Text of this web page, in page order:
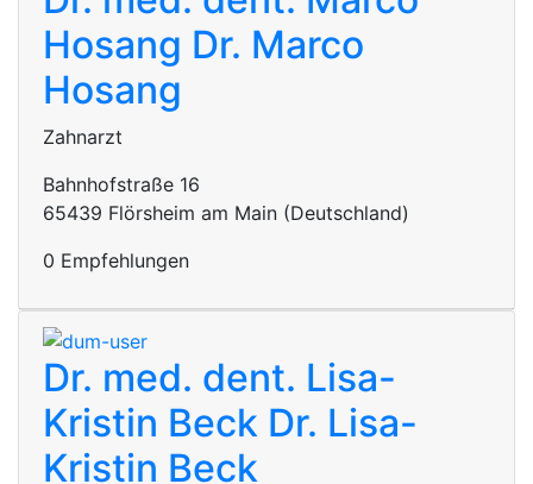
Hosang Dr. Marco
Hosang
Zahnarzt
Bahnhofstraße 16
65439 Flörsheim am Main (Deutschland)
0 Empfehlungen
Dr. med. dent. Lisa-
Kristin Beck Dr. Lisa-
Kristin Beck